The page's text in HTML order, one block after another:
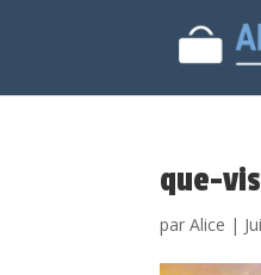
que-
parAlice |